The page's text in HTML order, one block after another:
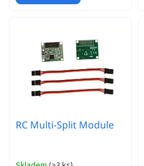
RC Multi-Split Module